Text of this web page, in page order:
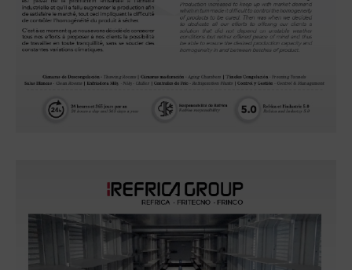
Séchoirs